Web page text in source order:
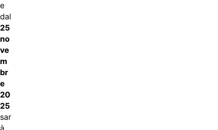
e
dal
25
no
ve
m
br
e
20
25
sar